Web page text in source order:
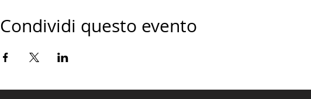
Condividi questo evento